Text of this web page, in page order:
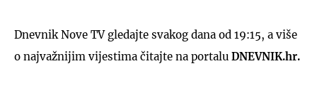
Dnevnik Nove TV gledajte svakog dana od 19:15, a više
o najvažnijim vijestima čitajte na portalu DNEVNIK.hr.